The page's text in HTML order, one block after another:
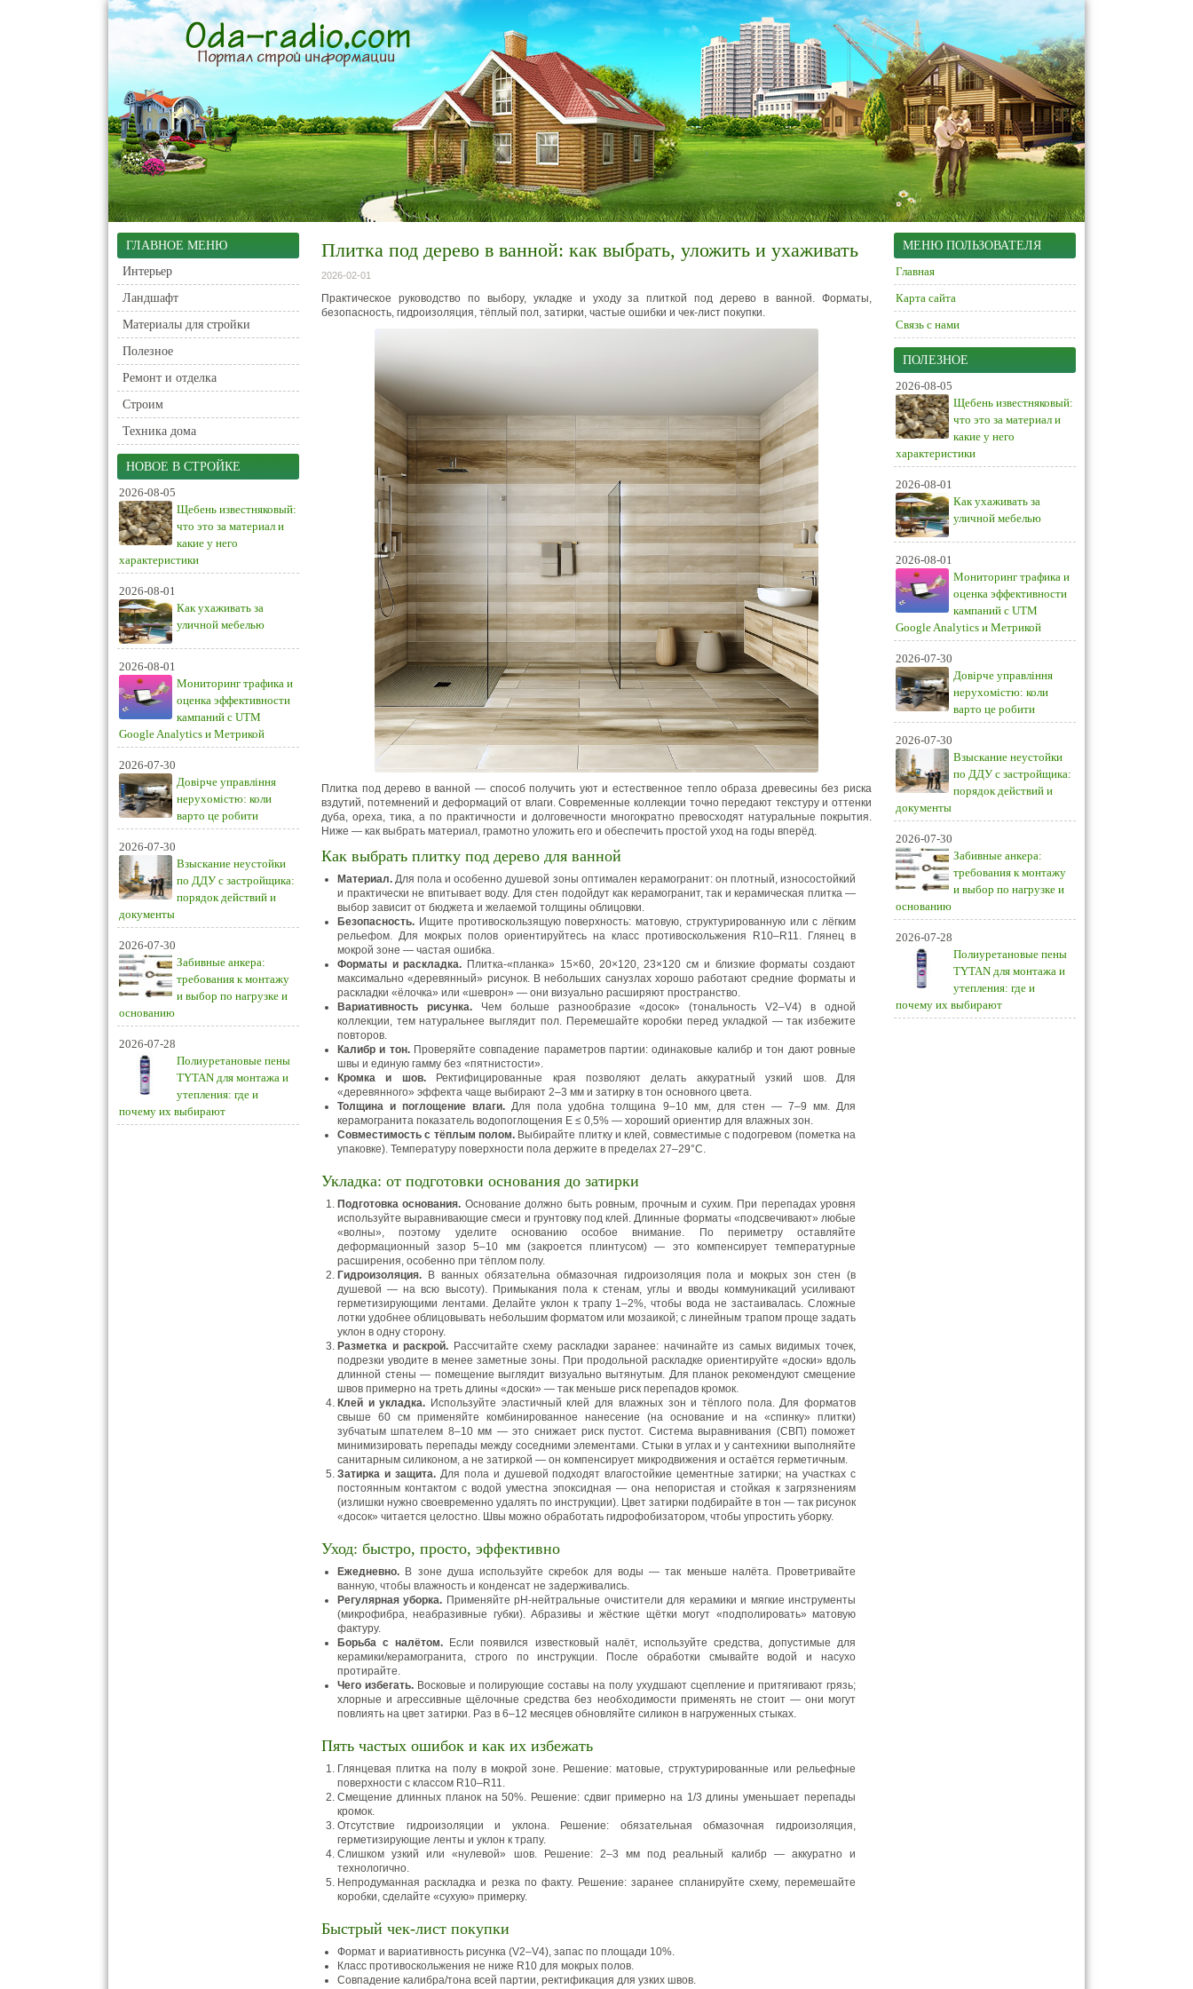
ГЛАВНОЕ МЕНЮ
Интерьер
Ландшафт
Материалы для стройки
Полезное
Ремонт и отделка
Строим
Техника дома
НОВОЕ В СТРОЙКЕ
2026-08-05
Щебень известняковый:
что это за материал и
какие у него
характеристики
2026-08-01
Как ухаживать за
уличной мебелью
2026-08-01
Мониторинг трафика и
оценка эффективности
кампаний с UTM
Google Analytics и Метрикой
2026-07-30
Довірче управління
нерухомістю: коли
варто це робити
2026-07-30
Взыскание неустойки
по ДДУ с застройщика:
порядок действий и
документы
2026-07-30
Забивные анкера:
требования к монтажу
и выбор по нагрузке и
основанию
2026-07-28
Полиуретановые пены
TYTAN для монтажа и
утепления: где и
почему их выбирают
Плитка под дерево в ванной: как выбрать, уложить и ухаживать
2026-02-01
Практическое руководство по выбору, укладке и уходу за плиткой под дерево в ванной. Форматы,
безопасность, гидроизоляция, тёплый пол, затирки, частые ошибки и чек‑лист покупки.
Плитка под дерево в ванной — способ получить уют и естественное тепло образа древесины без риска
вздутий, потемнений и деформаций от влаги. Современные коллекции точно передают текстуру и оттенки
дуба, ореха, тика, а по практичности и долговечности многократно превосходят натуральные покрытия.
Ниже — как выбрать материал, грамотно уложить его и обеспечить простой уход на годы вперёд.
Как выбрать плитку под дерево для ванной
Материал. Для пола и особенно душевой зоны оптимален керамогранит: он плотный, износостойкий
и практически не впитывает воду. Для стен подойдут как керамогранит, так и керамическая плитка —
выбор зависит от бюджета и желаемой толщины облицовки.
Безопасность. Ищите противоскользящую поверхность: матовую, структурированную или с лёгким
рельефом. Для мокрых полов ориентируйтесь на класс противоскольжения R10–R11. Глянец в
мокрой зоне — частая ошибка.
Форматы и раскладка. Плитка‑«планка» 15×60, 20×120, 23×120 см и близкие форматы создают
максимально «деревянный» рисунок. В небольших санузлах хорошо работают средние форматы и
раскладки «ёлочка» или «шеврон» — они визуально расширяют пространство.
Вариативность рисунка.Чем больше разнообразие «досок» (тональность V2–V4) в одной
коллекции, тем натуральнее выглядит пол. Перемешайте коробки перед укладкой — так избежите
повторов.
Калибр и тон.Проверяйте совпадение параметров партии: одинаковые калибр и тон дают ровные
швы и единую гамму без «пятнистости».
Кромка и шов.Ректифицированные края позволяют делать аккуратный узкий шов. Для
«деревянного» эффекта чаще выбирают 2–3 мм и затирку в тон основного цвета.
Толщина и поглощение влаги. Для пола удобна толщина 9–10 мм, для стен — 7–9 мм. Для
керамогранита показатель водопоглощения E ≤ 0,5% — хороший ориентир для влажных зон.
Совместимость с тёплым полом. Выбирайте плитку и клей, совместимые с подогревом (пометка на
упаковке). Температуру поверхности пола держите в пределах 27–29°C.
Укладка: от подготовки основания до затирки
Подготовка основания. Основание должно быть ровным, прочным и сухим. При перепадах уровня
используйте выравнивающие смеси и грунтовку под клей. Длинные форматы «подсвечивают» любые
«волны», поэтому уделите основанию особое внимание. По периметру оставляйте
деформационный зазор 5–10 мм (закроется плинтусом) — это компенсирует температурные
расширения, особенно при тёплом полу.
Гидроизоляция. В ванных обязательна обмазочная гидроизоляция пола и мокрых зон стен (в
душевой — на всю высоту). Примыкания пола к стенам, углы и вводы коммуникаций усиливают
герметизирующими лентами. Делайте уклон к трапу 1–2%, чтобы вода не застаивалась. Сложные
лотки удобнее облицовывать небольшим форматом или мозаикой; с линейным трапом проще задать
уклон в одну сторону.
Разметка и раскрой. Рассчитайте схему раскладки заранее: начинайте из самых видимых точек,
подрезки уводите в менее заметные зоны. При продольной раскладке ориентируйте «доски» вдоль
длинной стены — помещение выглядит визуально вытянутым. Для планок рекомендуют смещение
швов примерно на треть длины «доски» — так меньше риск перепадов кромок.
Клей и укладка. Используйте эластичный клей для влажных зон и тёплого пола. Для форматов
свыше 60 см применяйте комбинированное нанесение (на основание и на «спинку» плитки)
зубчатым шпателем 8–10 мм — это снижает риск пустот. Система выравнивания (СВП) поможет
минимизировать перепады между соседними элементами. Стыки в углах и у сантехники выполняйте
санитарным силиконом, а не затиркой — он компенсирует микродвижения и остаётся герметичным.
Затирка и защита.Для пола и душевой подходят влагостойкие цементные затирки; на участках с
постоянным контактом с водой уместна эпоксидная — она непористая и стойкая к загрязнениям
(излишки нужно своевременно удалять по инструкции). Цвет затирки подбирайте в тон — так рисунок
«досок» читается целостно. Швы можно обработать гидрофобизатором, чтобы упростить уборку.
Уход: быстро, просто, эффективно
Ежедневно. В зоне душа используйте скребок для воды — так меньше налёта. Проветривайте
ванную, чтобы влажность и конденсат не задерживались.
Регулярная уборка. Применяйте pH‑нейтральные очистители для керамики и мягкие инструменты
(микрофибра, неабразивные губки). Абразивы и жёсткие щётки могут «подполировать» матовую
фактуру.
Борьба с налётом. Если появился известковый налёт, используйте средства, допустимые для
керамики/керамогранита, строго по инструкции. После обработки смывайте водой и насухо
протирайте.
Чего избегать.Восковые и полирующие составы на полу ухудшают сцепление и притягивают грязь;
хлорные и агрессивные щёлочные средства без необходимости применять не стоит — они могут
повлиять на цвет затирки. Раз в 6–12 месяцев обновляйте силикон в нагруженных стыках.
Пять частых ошибок и как их избежать
Глянцевая плитка на полу в мокрой зоне. Решение: матовые, структурированные или рельефные
поверхности с классом R10–R11.
Смещение длинных планок на 50%. Решение: сдвиг примерно на 1/3 длины уменьшает перепады
кромок.
Отсутствие гидроизоляции и уклона. Решение: обязательная обмазочная гидроизоляция,
герметизирующие ленты и уклон к трапу.
Слишком узкий или «нулевой» шов. Решение: 2–3 мм под реальный калибр — аккуратно и
технологично.
Непродуманная раскладка и резка по факту. Решение: заранее спланируйте схему, перемешайте
коробки, сделайте «сухую» примерку.
Быстрый чек‑лист покупки
Формат и вариативность рисунка (V2–V4), запас по площади 10%.
Класс противоскольжения не ниже R10 для мокрых полов.
Совпадение калибра/тона всей партии, ректификация для узких швов.
МЕНЮ ПОЛЬЗОВАТЕЛЯ
Главная
Карта сайта
Связь с нами
ПОЛЕЗНОЕ
2026-08-05
Щебень известняковый:
что это за материал и
какие у него
характеристики
2026-08-01
Как ухаживать за
уличной мебелью
2026-08-01
Мониторинг трафика и
оценка эффективности
кампаний с UTM
Google Analytics и Метрикой
2026-07-30
Довірче управління
нерухомістю: коли
варто це робити
2026-07-30
Взыскание неустойки
по ДДУ с застройщика:
порядок действий и
документы
2026-07-30
Забивные анкера:
требования к монтажу
и выбор по нагрузке и
основанию
2026-07-28
Полиуретановые пены
TYTAN для монтажа и
утепления: где и
почему их выбирают